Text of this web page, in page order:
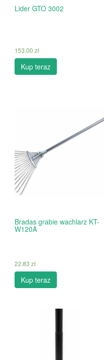
Lider GTO 3002
153.00 zł
Kup teraz
Bradas grabie wachlarz KT-
W120A
22.83 zł
Kup teraz